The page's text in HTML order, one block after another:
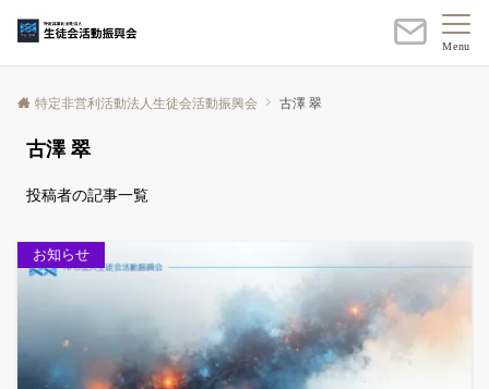
Menu
特定非営利活動法人生徒会活動振興会 古澤 翠
古澤 翠
投稿者の記事一覧
お知らせ